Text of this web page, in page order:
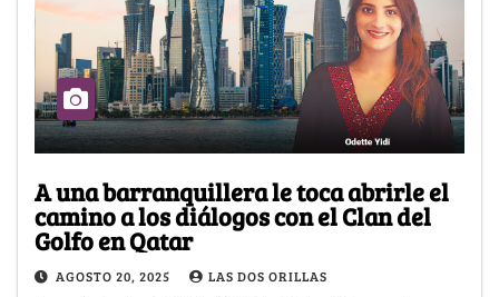
A una barranquillera le toca abrirle el
camino a los diálogos con el Clan del
Golfo en Qatar
AGOSTO 20, 2025 LAS DOS ORILLAS